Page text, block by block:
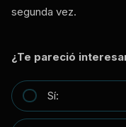
segunda vez.
¿Te pareció
Sí: